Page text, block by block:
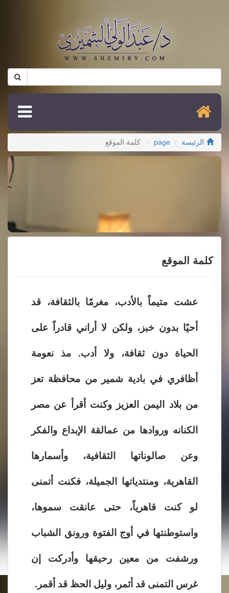
الرئيسة page كلمة الموقع
كلمة الموقع
عشت متيماً بالأدب، مغرمًا بالثقافة، قد
أحيًا بدون خبز، ولكن لا أراني قادراً على
الحياة دون ثقافة، ولا أدب. مذ نعومة
أظافري في بادية شمير من محافظة تعز
من بلاد اليمن العزيز وكنت أقرأ عن مصر
الكنانه وروادها من عمالقة الإبداع والفكر
وعن صالوناتها الثقافية، وأسمارها
القاهرية، ومنتدياتها الجميلة، فكنت أتمنى
لو كنت قاهرياً، حتى عانقت سموها،
واستوطنتها في أوج الفتوة ورونق الشباب
ورشفت من معين رحيقها وأدركت إن
غرس التمنى قد أثمر، وليل الحظ قد أقمر.